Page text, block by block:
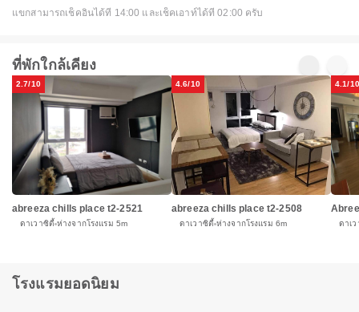
แขกสามารถเช็คอินได้ที่ 14:00 และเช็คเอาท์ได้ที่ 02:00 ครับ
ที่พักใกล้เคียง
2.7/10
abreeza chills place t2-2521
ดาเวาซิตี้ ห่างจากโรงแรม 5m
4.6/10
abreeza chills place t2-2508
ดาเวาซิตี้ ห่างจากโรงแรม 6m
4.1/10
ดาเ
โรงแรมยอดนิยม